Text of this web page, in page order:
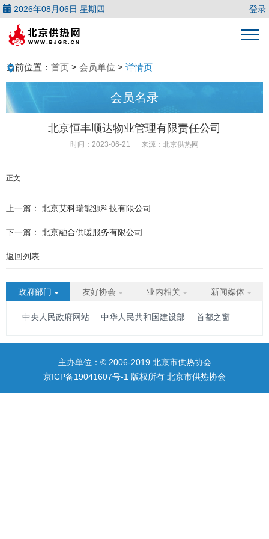
2026年08月06日 星期四 登录
当前位置： 首页 > 会员单位 > 详情页
会员名录
北京恒丰顺达物业管理有限责任公司
时间：2023-06-21 来源：北京供热网
正文
上一篇： 北京艾科瑞能源科技有限公司
下一篇： 北京融合供暖服务有限公司
返回列表
政府部门 友好协会 业内相关 新闻媒体
中央人民政府网站 中华人民共和国建设部 首都之窗
主办单位：© 2006-2019 北京市供热协会
京ICP备19041607号-1 版权所有 北京市供热协会